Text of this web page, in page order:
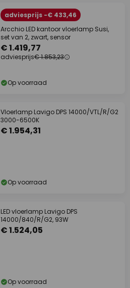
adviesprijs -€ 433,46
Arcchio LED kantoor vloerlamp Susi,
set van 2, zwart, sensor
€ 1.419,77
adviesprijs€ 1.853,23
Op voorraad
Vloerlamp Lavigo DPS 14000/VTL/R/G2
3000-6500K
€ 1.954,31
Op voorraad
LED vloerlamp Lavigo DPS
14000/840/R/G2, 93W
€ 1.524,05
Op voorraad